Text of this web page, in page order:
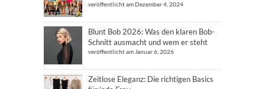
veröffentlicht am Dezember 4, 2024
Blunt Bob 2026: Was den klaren Bob-
Schnitt ausmacht und wem er steht
veröffentlicht am Januar 6, 2026
Zeitlose Eleganz: Die richtigen Basics